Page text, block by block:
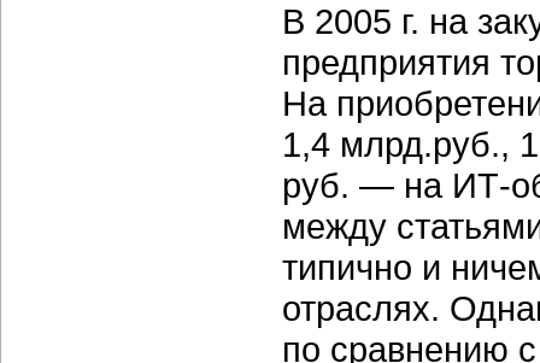
В 2005 г. на
предприятия
На
1,4 млрд.руб.,
руб. — на ИТ-
между
типично и
отраслях.
по сравнению